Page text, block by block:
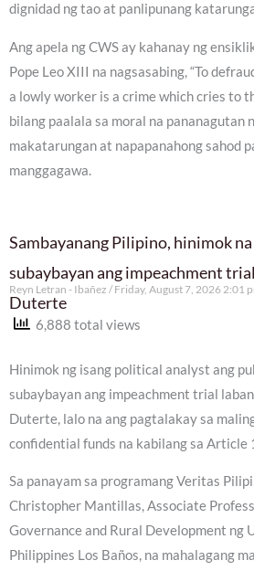
dignidad ng tao at panlipunang
Ang apela ng CWS ay kahanay ng
Pope Leo XIII na nagsasabing, “To
a lowly worker is a crime which cries to
bilang paalala sa moral na pananagutan
makatarungan at napapanahong sahod
manggagawa.
Sambayanang Pilipino, hinimok
subaybayan ang impeachment
Duterte
Reyn Letran - Ibañez Friday, August 7, 2026 2:01
6,888 total views
Hinimok ng isang political analyst ang
subaybayan ang impeachment trial
Duterte, lalo na ang pagtalakay sa
confidential funds na kabilang sa Article
Sa panayam sa programang Veritas
Christopher Mantillas, Associate
Governance and Rural Development ng
Philippines Los Baños, na mahalagang